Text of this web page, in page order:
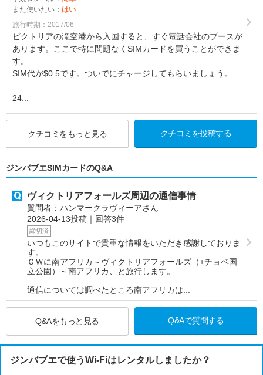
また使いたい： はい
旅行時期：2017/06
ビクトリアの滝空港から入国すると、すぐ電話会社のブースが
あります。ここで特に問題なくSIMカードを買うことができま
す。
SIM代が$0.5です。ついでにチャージしてもらいましょう。
24...
クチコミをもっと見る クチコミを投稿する
ジンバブエSIMカードのQ&A
ヴィクトリアフォールズ周辺の通信事情
質問者：ハンマークラヴィーアさん
2026-04-13投稿｜回答3件
締切済
いつもこのサイトで貴重な情報をいただき感謝しておりま
す。
ＧＷに南アフリカ～ヴィクトリアフォールズ（+チョベ国
立公園）～南アフリカ、と旅行します。
通信については調べたところ南アフリカは...
Q&Aをもっと見る Q&Aで質問する
ジンバブエで使うWi-Fiはレンタルしましたか？